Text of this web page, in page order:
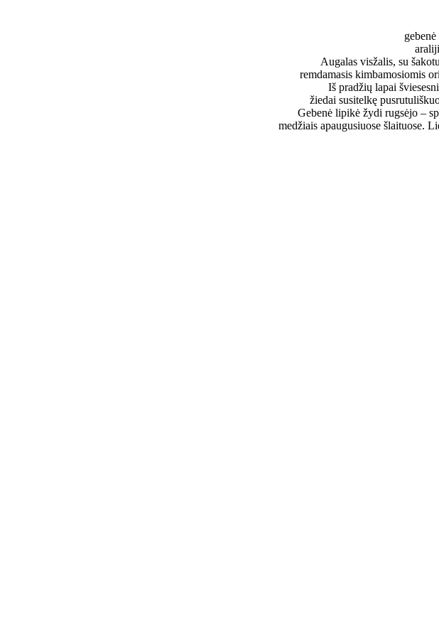
Augalas visžalis, su
remdamasis kimbamosiomis
Iš pradžių lapai
žiedai susitelkę
Gebenė lipikė žydi rugsėjo –
medžiais apaugusiuose šlaituose.